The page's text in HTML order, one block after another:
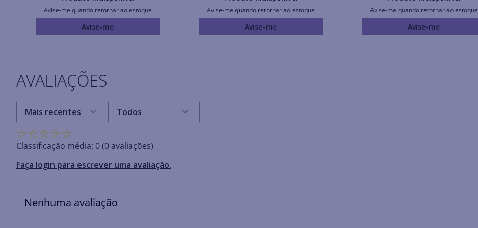
Avise-me quando retornar ao estoque
Avise-me
Avise-me quando retornar ao estoque
Avise-me
Avise-me quando retornar ao estoque
Avise-me
AVALIAÇÕES
☆☆☆☆☆
Classificação média: 0(0 avaliações)
Faça login para escrever uma avaliação.
Mais recentes Todos
Nenhuma avaliação